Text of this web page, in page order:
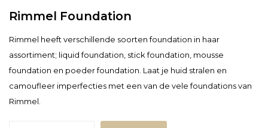
Gezicht
Ogen
Lippen
Nagels
Gezichtsverzorging
Oogcrème
Lipverzorging
Lichaamsverzorging
Shampoo
Haarstyling
Haarmasker
Conditioner
Gezicht
Ogen
Lippen
Make-up Kwasten Set
Toilettas
Puntenslijpers
Nagelvijl
Pincet
Zonnebrand
Aftersun
Zelfbruiners
Rimmel Foundation
Rimmel heeft verschillende soorten foundation in haar
assortiment; liquid foundation, stick foundation, mousse
foundation en poeder foundation. Laat je huid stralen en
camoufleer imperfecties met een van de vele foundations van
Rimmel.